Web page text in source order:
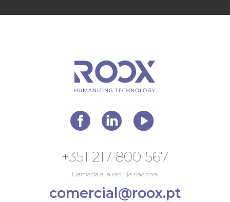
+351 217 800 567
Llamada a la red fija nacional
comercial@roox.pt